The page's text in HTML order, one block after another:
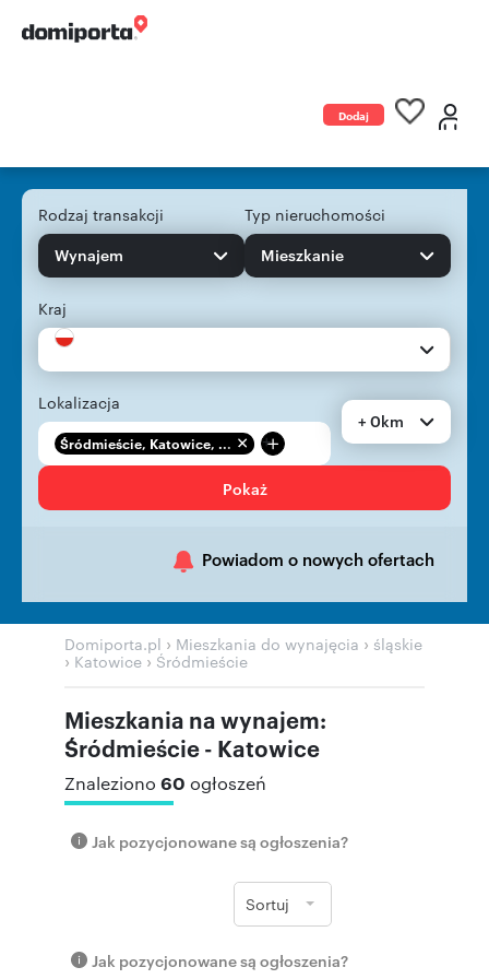
Dodaj
Rodzaj transakcji
Wynajem
Typ nieruchomości
Mieszkanie
Kraj
Lokalizacja
Śródmieście, Katowice, ... +
+ 0km
Pokaż
Powiadom o nowych ofertach
Domiporta.pl › Mieszkania do wynajęcia › śląskie
› Katowice › Śródmieście
Mieszkania na wynajem:
Śródmieście - Katowice
Znaleziono 60 ogłoszeń
Jak pozycjonowane są ogłoszenia?
Sortuj
Jak pozycjonowane są ogłoszenia?